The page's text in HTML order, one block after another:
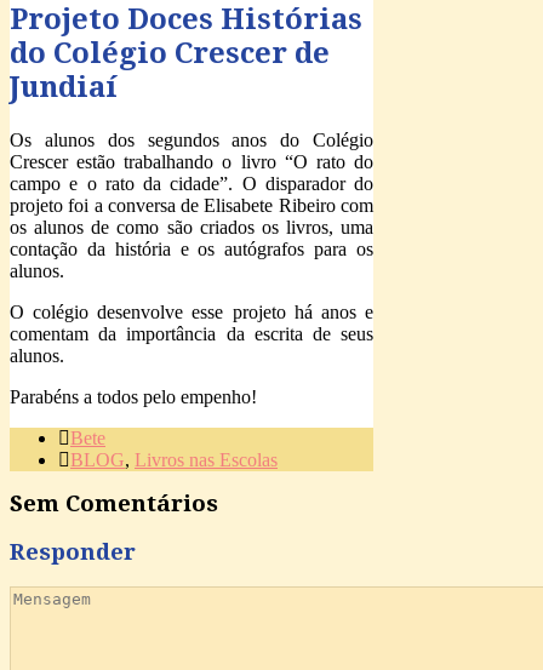
Projeto Doces Histórias
do Colégio Crescer de
Jundiaí
Os alunos dos segundos anos do Colégio
Crescer estão trabalhando o livro “O rato do
campo e o rato da cidade”. O disparador do
projeto foi a conversa de Elisabete Ribeiro com
os alunos de como são criados os livros, uma
contação da história e os autógrafos para os
alunos.
O colégio desenvolve esse projeto há anos e
comentam da importância da escrita de seus
alunos.
Parabéns a todos pelo empenho!
Bete
BLOG, Livros nas Escolas
Sem Comentários
Responder